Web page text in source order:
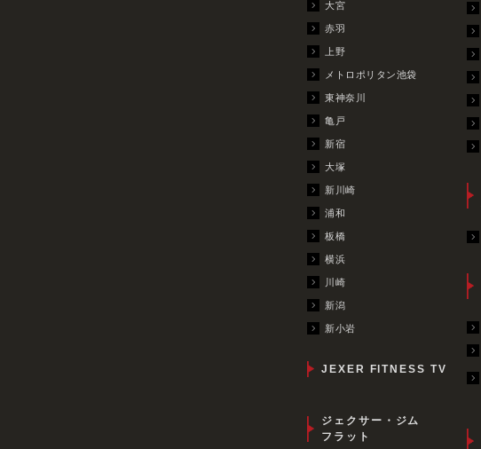
大宮
赤羽
上野
メトロポリタン池袋
東神奈川
亀戸
新宿
大塚
新川崎
浦和
板橋
横浜
川崎
新潟
新小岩
JEXER FITNESS TV
ジェクサー・ジム
フラット